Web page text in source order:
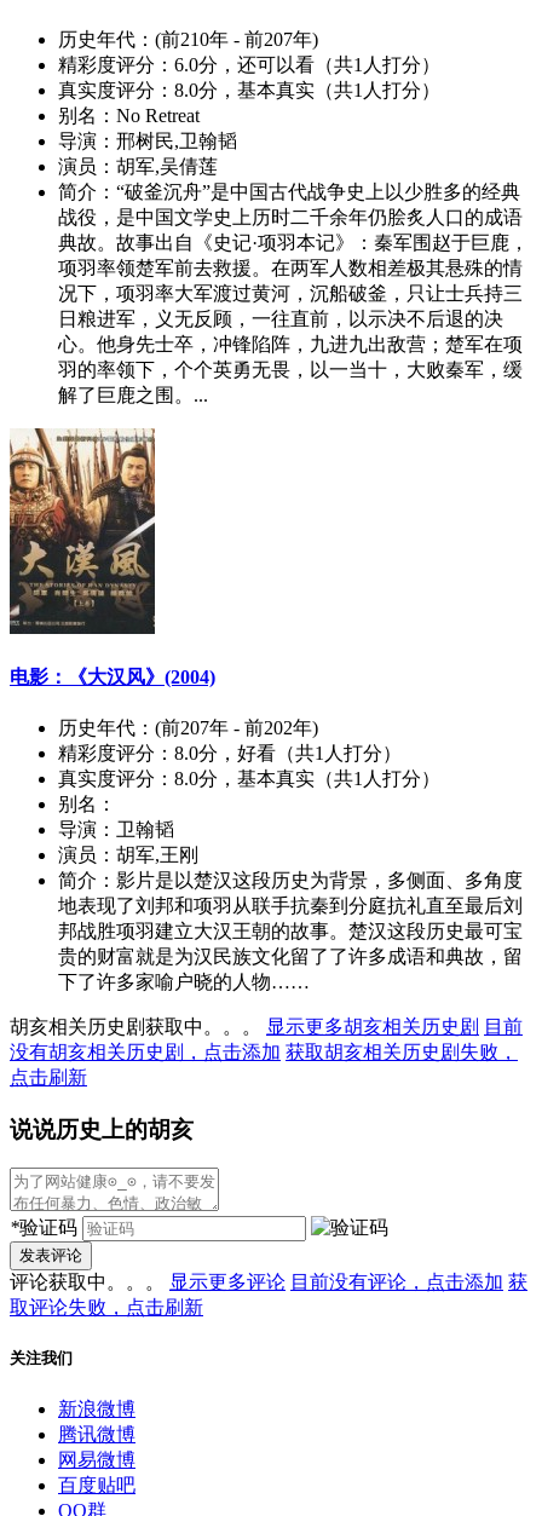
历史年代： (前210年 - 前207年)
精彩度评分： 6.0分，还可以看（共1人打分）
真实度评分： 8.0分，基本真实（共1人打分）
别名： No Retreat
导演： 邢树民,卫翰韬
演员： 胡军,吴倩莲
简介： “破釜沉舟”是中国古代战争史上以少胜多的经典
战役，是中国文学史上历时二千余年仍脍炙人口的成语
典故。故事出自《史记·项羽本记》：秦军围赵于巨鹿，
项羽率领楚军前去救援。在两军人数相差极其悬殊的情
况下，项羽率大军渡过黄河，沉船破釜，只让士兵持三
日粮进军，义无反顾，一往直前，以示决不后退的决
心。他身先士卒，冲锋陷阵，九进九出敌营；楚军在项
羽的率领下，个个英勇无畏，以一当十，大败秦军，缓
解了巨鹿之围。...
电影：《大汉风》(2004)
历史年代： (前207年 - 前202年)
精彩度评分： 8.0分，好看（共1人打分）
真实度评分： 8.0分，基本真实（共1人打分）
别名：
导演： 卫翰韬
演员： 胡军,王刚
简介： 影片是以楚汉这段历史为背景，多侧面、多角度
地表现了刘邦和项羽从联手抗秦到分庭抗礼直至最后刘
邦战胜项羽建立大汉王朝的故事。楚汉这段历史最可宝
贵的财富就是为汉民族文化留了了许多成语和典故，留
下了许多家喻户晓的人物……
胡亥相关历史剧获取中。。。 显示更多胡亥相关历史剧 目前
没有胡亥相关历史剧，点击添加 获取胡亥相关历史剧失败，
点击刷新
说说历史上的胡亥
*验证码
发表评论
评论获取中。。。 显示更多评论 目前没有评论，点击添加 获
取评论失败，点击刷新
关注我们
新浪微博
腾讯微博
网易微博
百度贴吧
QQ群